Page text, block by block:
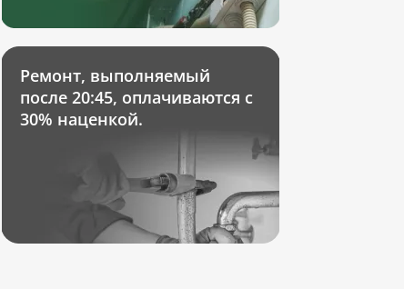
Ремонт, выполняемый
после 20:45, оплачиваются с
30% наценкой.